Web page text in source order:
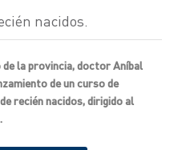
nacidos.
la provincia, doctor Aníbal
de un curso de
recién nacidos, dirigido al